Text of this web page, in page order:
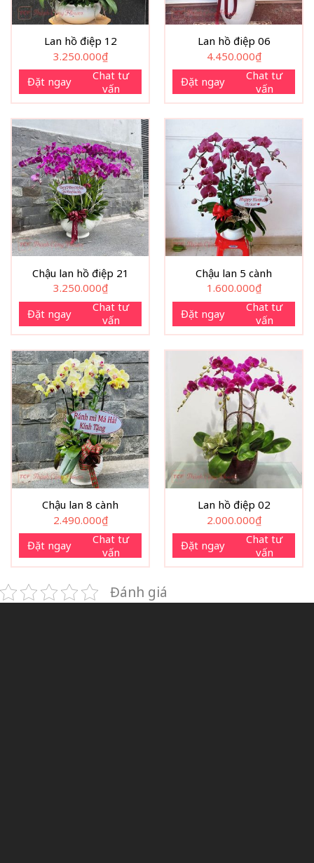
Lan hồ điệp 12
3.250.000₫
Đặt ngay
Chat tư
vấn
Lan hồ điệp 06
4.450.000₫
Đặt ngay
Chat tư
vấn
Chậu lan hồ điệp 21
3.250.000₫
Đặt ngay
Chat tư
vấn
Chậu lan 5 cành
1.600.000₫
Đặt ngay
Chat tư
vấn
Chậu lan 8 cành
2.490.000₫
Đặt ngay
Chat tư
vấn
Lan hồ điệp 02
2.000.000₫
Đặt ngay
Chat tư
vấn
Đánh giá